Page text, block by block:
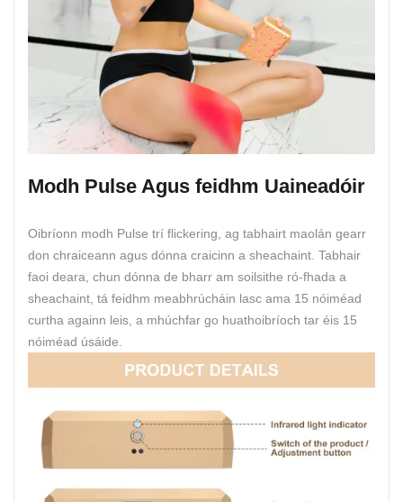
Modh Pulse Agus feidhm Uaineadóir
Oibríonn modh Pulse trí flickering, ag tabhairt maolán gearr
don chraiceann agus dónna craicinn a sheachaint. Tabhair
faoi deara, chun dónna de bharr am soilsithe ró-fhada a
sheachaint, tá feidhm meabhrúcháin lasc ama 15 nóiméad
curtha againn leis, a mhúchfar go huathoibríoch tar éis 15
nóiméad úsáide.